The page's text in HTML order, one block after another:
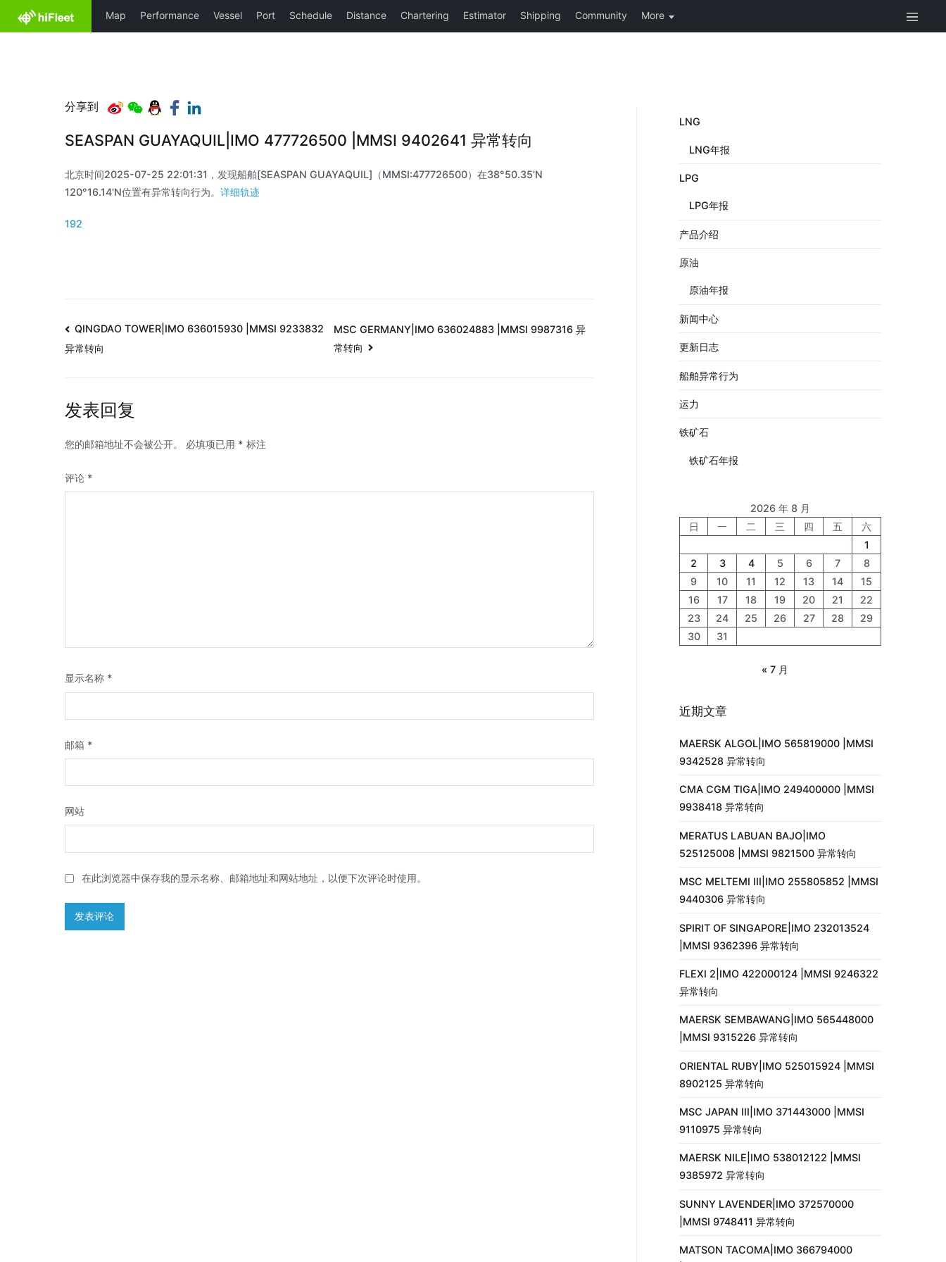
分享到
SEASPAN GUAYAQUIL|IMO 477726500 |MMSI 9402641 异常转向
北京时间2025-07-25 22:01:31，发现船舶[SEASPAN GUAYAQUIL]（MMSI:477726500）在38°50.35'N
120°16.14'N位置有异常转向行为。 详细轨迹
192
QINGDAO TOWER|IMO 636015930 |MMSI 9233832
异常转向
MSC GERMANY|IMO 636024883 |MMSI 9987316 异
常转向
发表回复
您的邮箱地址不会被公开。 必填项已用 * 标注
评论 *
显示名称 *
邮箱 *
网站
在此浏览器中保存我的显示名称、邮箱地址和网站地址，以便下次评论时使用。
LNG
LNG年报
LPG
LPG年报
产品介绍
原油
原油年报
新闻中心
更新日志
船舶异常行为
运力
铁矿石
铁矿石年报
2026 年 8 月
日
一 二 三 四 五
六
1
2
3 4 5 6 7
8
9
10 11 12 13 14
15
16
17 18 19 20 21
22
23
24 25 26 27 28
29
30
31
« 7 月
近期文章
MAERSK ALGOL|IMO 565819000 |MMSI
9342528 异常转向
CMA CGM TIGA|IMO 249400000 |MMSI
9938418 异常转向
MERATUS LABUAN BAJO|IMO
525125008 |MMSI 9821500 异常转向
MSC MELTEMI III|IMO 255805852 |MMSI
9440306 异常转向
SPIRIT OF SINGAPORE|IMO 232013524
|MMSI 9362396 异常转向
FLEXI 2|IMO 422000124 |MMSI 9246322
异常转向
MAERSK SEMBAWANG|IMO 565448000
|MMSI 9315226 异常转向
ORIENTAL RUBY|IMO 525015924 |MMSI
8902125 异常转向
MSC JAPAN III|IMO 371443000 |MMSI
9110975 异常转向
MAERSK NILE|IMO 538012122 |MMSI
9385972 异常转向
SUNNY LAVENDER|IMO 372570000
|MMSI 9748411 异常转向
MATSON TACOMA|IMO 366794000